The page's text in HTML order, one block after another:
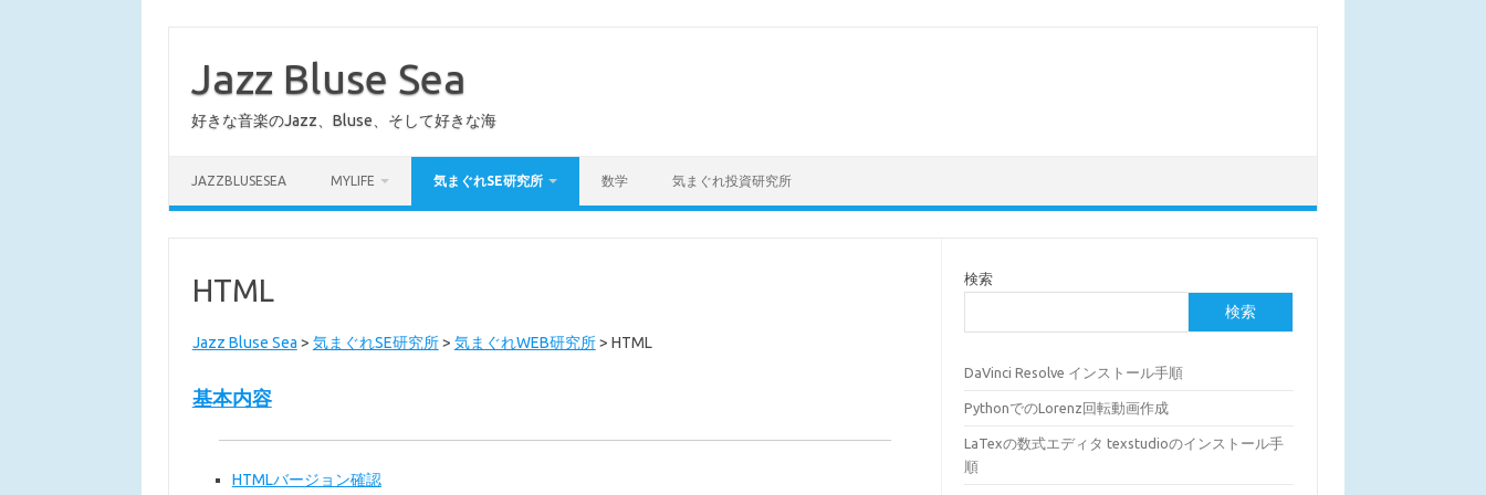
Jazz Bluse Sea
好きな音楽のJazz、Bluse、そして好きな海
JAZZBLUSESEA MYLIFE 気まぐれSE研究所 数学 気まぐれ投資研究所
HTML
Jazz Bluse Sea > 気まぐれSE研究所> 気まぐれWEB研究所> HTML
基本内容
HTMLバージョン確認
検索
検索
DaVinci Resolve インストール手順
PythonでのLorenz回転動画作成
LaTexの数式エディタ texstudioのインストール手
順